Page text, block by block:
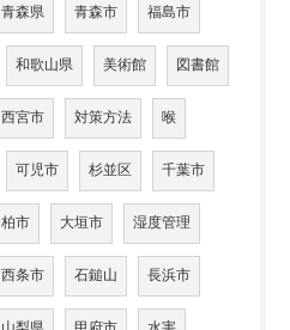
青森県 青森市 福島市
和歌山県 美術館 図書館
西宮市 対策方法 喉
可児市 杉並区 千葉市
柏市 大垣市 湿度管理
西条市 石鎚山 長浜市